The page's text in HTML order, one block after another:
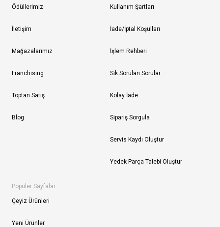
Ödüllerimiz
İletişim
Mağazalarımız
Franchising
Toptan Satış
Blog
Kullanım Şartları
İade/İptal Koşulları
İşlem Rehberi
Sık Sorulan Sorular
Kolay İade
Sipariş Sorgula
Servis Kaydı Oluştur
Yedek Parça Talebi Oluştur
Popüler Sayfalar
Çeyiz Ürünleri
Yeni Ürünler